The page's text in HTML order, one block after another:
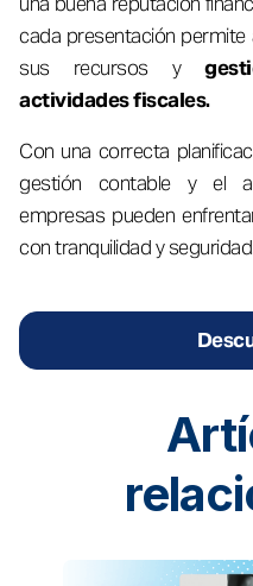
cada presentación
sus recursos y
actividades fiscales.
Con una correcta
gestión contable y el
empresas pueden
con tranquilidad y seguridad.